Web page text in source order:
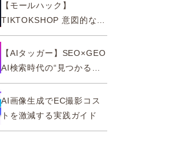
【モールハック】
TIKTOKSHOP 意図的なバ
ズを生む法則
【AIタッガー】SEO×GEO
AI検索時代の“見つかる
力”を最大化
AI画像生成でEC撮影コス
トを激減する実践ガイド